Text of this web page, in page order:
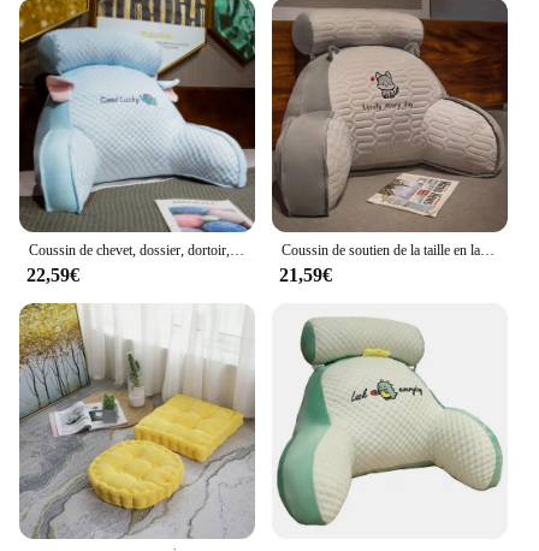
Coussin de chevet, dossier, dortoir, lit, lecture et jeu, canapé, support de taille, bureau, planche de sauna
22,59€
Coussin de soutien de la taille en latex de dessin animé de glace d'été, oreiller de canapé respirant, sensation d'irritation, chambre sédentaire
21,59€